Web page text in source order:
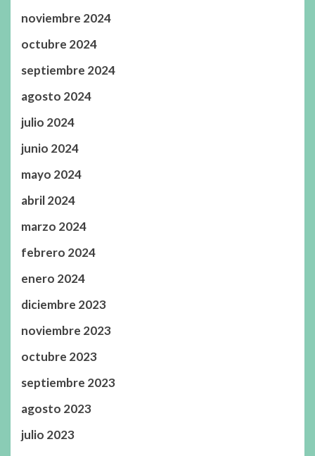
noviembre 2024
octubre 2024
septiembre 2024
agosto 2024
julio 2024
junio 2024
mayo 2024
abril 2024
marzo 2024
febrero 2024
enero 2024
diciembre 2023
noviembre 2023
octubre 2023
septiembre 2023
agosto 2023
julio 2023